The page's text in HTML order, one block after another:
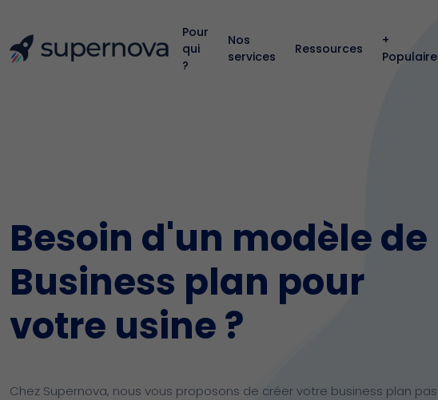
Pour
qui
?
Nos
services
Ressources
+
Populaire
Besoin d'un modèle de
Business plan pour
votre usine ?
Chez Supernova, nous vous proposons de créer votre business plan pas